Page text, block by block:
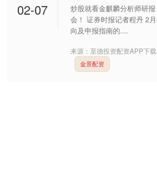
02-07
炒股就看金麒麟分析师研
会！ 证券时报记者程丹 2
向及申报指南的....
来源：至德投资配资APP下载
金景配资